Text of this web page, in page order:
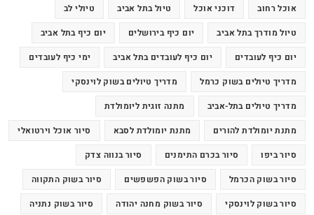
אוכל רחוב דוכני אוכל טיול בתל אביב
טיולי לב
טיול מודרך בתל אביב
יום כיף בירושלים
יום כיף בתל אביב
יום כיף לעובדים
יום כיף לעובדים בתל אביב
ימי כיף לעובדים
מדריך טיולים בשוק כרמל
מדריך טיולים בשוק לוינסקי
מדריך טיולים בתל-אביב
מתנה זוגית ליומולדת
מתנת יומולדת להורים
מתנת יומולדת לסבא
סיור אוכל וירטואלי
סיור ביפו
סיור בכרם התימנים
סיור בנווה צדק
סיור בשוק הכרמל
סיור בשוק הפשפשים
סיור בשוק התקווה
סיור בשוק לוינסקי
סיור בשוק מחנה יהודה
סיור בשוק נתניה